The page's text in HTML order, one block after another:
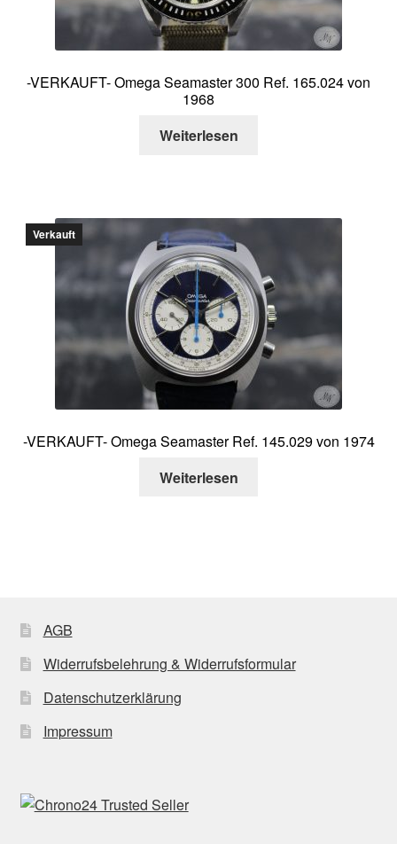
-VERKAUFT- Omega Seamaster 300 Ref. 165.024 von
1968
Weiterlesen
Verkauft
-VERKAUFT- Omega Seamaster Ref. 145.029 von 1974
Weiterlesen
AGB
Widerrufsbelehrung & Widerrufsformular
Datenschutzerklärung
Impressum